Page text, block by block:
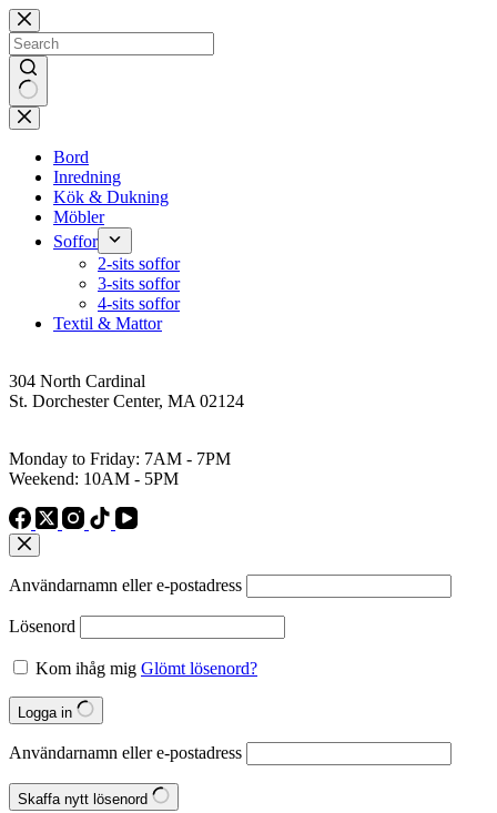
Skip
to
content
No
results
Bord
Inredning
Kök & Dukning
Möbler
Soffor
2-sits soffor
3-sits soffor
4-sits soffor
Textil & Mattor
304 North Cardinal
St. Dorchester Center, MA 02124
Monday to Friday: 7AM - 7PM
Weekend: 10AM - 5PM
Användarnamn eller e‑postadress
Lösenord
Kom ihåg mig Glömt lösenord?
Logga in
Användarnamn eller e‑postadress
Skaffa nytt lösenord